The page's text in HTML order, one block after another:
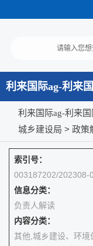
利来国际ag-利来
利来国际ag-利来
城乡建设局 > 政策
索引号：
003187202/202308-
信息分类：
负责人解读
内容分类：
其他,城乡建设、环境